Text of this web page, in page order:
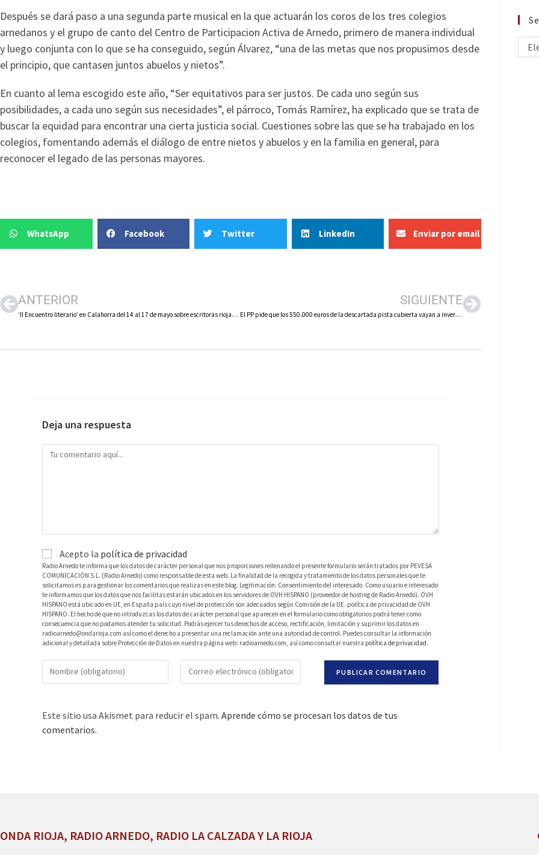
Después se dará paso a una segunda parte musical en la que actuarán los coros de los tres colegios
arnedanos y el grupo de canto del Centro de Participacion Activa de Arnedo, primero de manera individual
y luego conjunta con lo que se ha conseguido, según Álvarez, “una de las metas que nos propusimos desde
el principio, que cantasen juntos abuelos y nietos”.
En cuanto al lema escogido este año, “Ser equitativos para ser justos. De cada uno según sus
posibilidades, a cada uno según sus necesidades”, el párroco, Tomás Ramírez, ha explicado que se trata de
buscar la equidad para encontrar una cierta justicia social. Cuestiones sobre las que se ha trabajado en los
colegios, fomentando además el diálogo de entre nietos y abuelos y en la familia en general, para
reconocer el legado de las personas mayores.
WhatsApp Facebook Twitter LinkedIn Enviar por email
ANTERIOR
‘II Encuentro literario’ en Calahorra del 14 al 17 de mayo sobre escritoras riojanas olvidadas
SIGUIENTE
El PP pide que los 550.000 euros de la descartada pista cubierta vayan a inversiones deportivas
Deja una respuesta
Acepto la política de privacidad
Radio Arnedo te informa que los datos de carácter personal que nos proporciones rellenando el presente formulario serán tratados por PEVESA
COMUNICACIÓN S.L. (Radio Arnedo) como responsable de esta web. La finalidad de la recogida y tratamiento de los datos personales que te
solicitamos es para gestionar los comentarios que realizas en este blog. Legitimación: Consentimiento del interesado. Como usuario e interesado
te informamos que los datos que nos facilitas estarán ubicados en los servidores de OVH HISPANO (proveedor de hosting de Radio Arnedo). OVH
HISPANO está ubicado en UE, en España país cuyo nivel de protección son adecuados según Comisión de la UE. política de privacidad de OVH
HISPANO. El hecho de que no introduzcas los datos de carácter personal que aparecen en el formulario como obligatorios podrá tener como
consecuencia que no podamos atender tu solicitud. Podrás ejercer tus derechos de acceso, rectificación, limitación y suprimir los datos en
radioarnedo@ondarioja.com así como el derecho a presentar una reclamación ante una autoridad de control. Puedes consultar la información
adicional y detallada sobre Protección de Datos en nuestra página web: radioarnedo.com, así como consultar nuestra política de privacidad.
Este sitio usa Akismet para reducir el spam. Aprende cómo se procesan los datos de tus
comentarios.
ONDA RIOJA, RADIO ARNEDO, RADIO LA CALZADA Y LA RIOJA